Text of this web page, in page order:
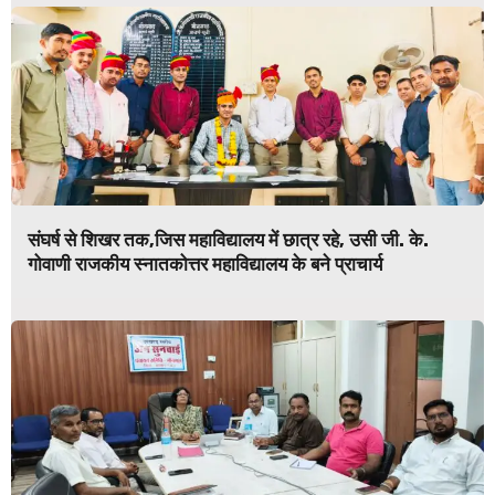
संघर्ष से शिखर तक,जिस महाविद्यालय में छात्र रहे, उसी जी. के.
गोवाणी राजकीय स्नातकोत्तर महाविद्यालय के बने प्राचार्य